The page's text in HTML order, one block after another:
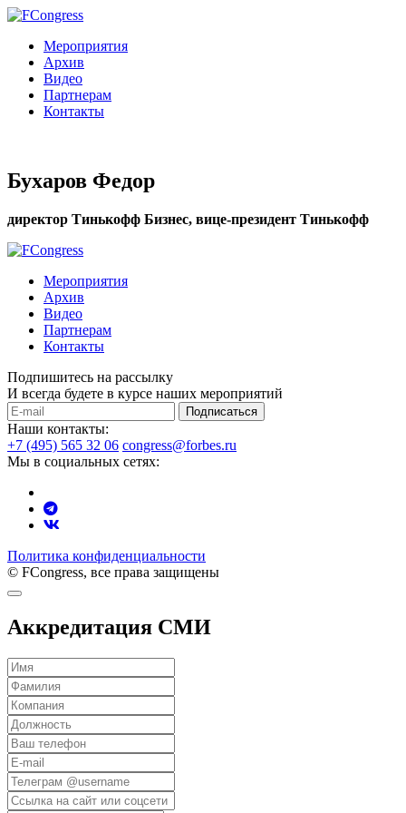
Мероприятия
Архив
Видео
Партнерам
Контакты
Бухаров Федор
директор Тинькофф Бизнес, вице-президент Тинькофф
Мероприятия
Архив
Видео
Партнерам
Контакты
Подпишитесь на рассылку
И всегда будете в курсе наших мероприятий
Подписаться
Наши контакты:
+7 (495) 565 32 06 congress@forbes.ru
Мы в социальных сетях:
Политика конфиденциальности
© FCongress, все права защищены
Аккредитация СМИ